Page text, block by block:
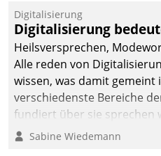
Jahresbeginn eine
Überblick, Einsicht und
Eingriff bietende Lösung.
Zur Entwicklung setzte
man auf
Cloudtechnologie,
bewährte und Startup-
agile Projektmethoden.
Digitalisierung
Digitalisierung
Heilsversprechen,
Alle reden von
wissen, was damit
verschiedenste Bereiche
fundiert über sie sprechen
klären. Ein Aspekt ist die
Sabine Wiedemann